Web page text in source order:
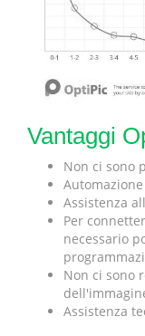
Vantaggi
Non ci sono
Assistenza
Per
necessario
Non ci sono
Assistenza